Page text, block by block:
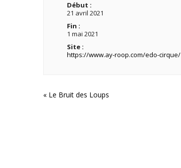
Début :
21 avril 2021
Fin :
1 mai 2021
Site :
https://www.ay-roop.com/edo-cirque/
« Le Bruit des Loups